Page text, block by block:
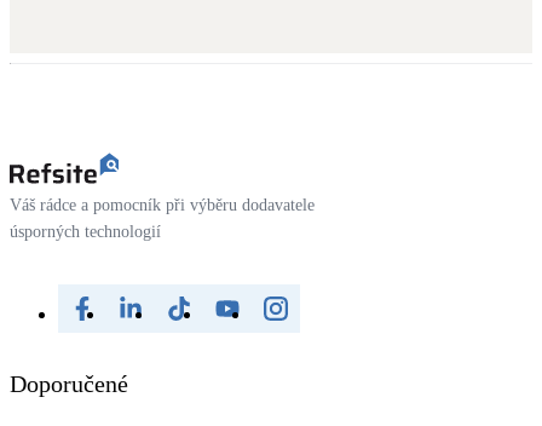
Váš rádce a pomocník při výběru dodavatele
úsporných technologií
Doporučené